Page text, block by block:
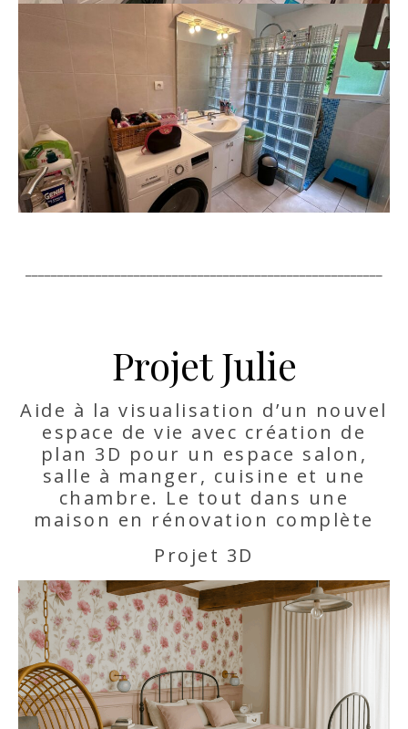
Projet Julie
Aide à la visualisation d’un nouvel
espace de vie avec création de
plan 3D pour un espace salon,
salle à manger, cuisine et une
chambre. Le tout dans une
maison en rénovation complète
Projet 3D